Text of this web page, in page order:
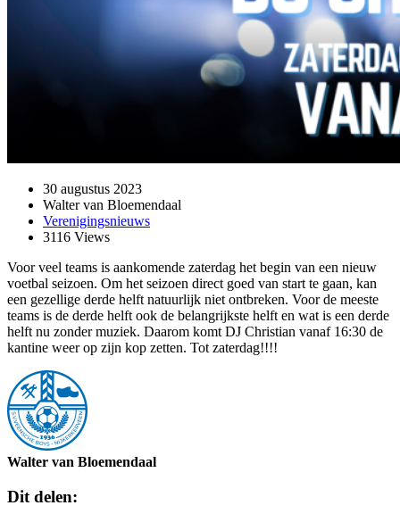
30 augustus 2023
Walter van Bloemendaal
Verenigingsnieuws
3116 Views
Voor veel teams is aankomende zaterdag het begin van een nieuw
voetbal seizoen. Om het seizoen direct goed van start te gaan, kan
een gezellige derde helft natuurlijk niet ontbreken. Voor de meeste
teams is de derde helft ook de belangrijkste helft en wat is een derde
helft nu zonder muziek. Daarom komt DJ Christian vanaf 16:30 de
kantine weer op zijn kop zetten. Tot zaterdag!!!!
Walter van Bloemendaal
Dit delen: